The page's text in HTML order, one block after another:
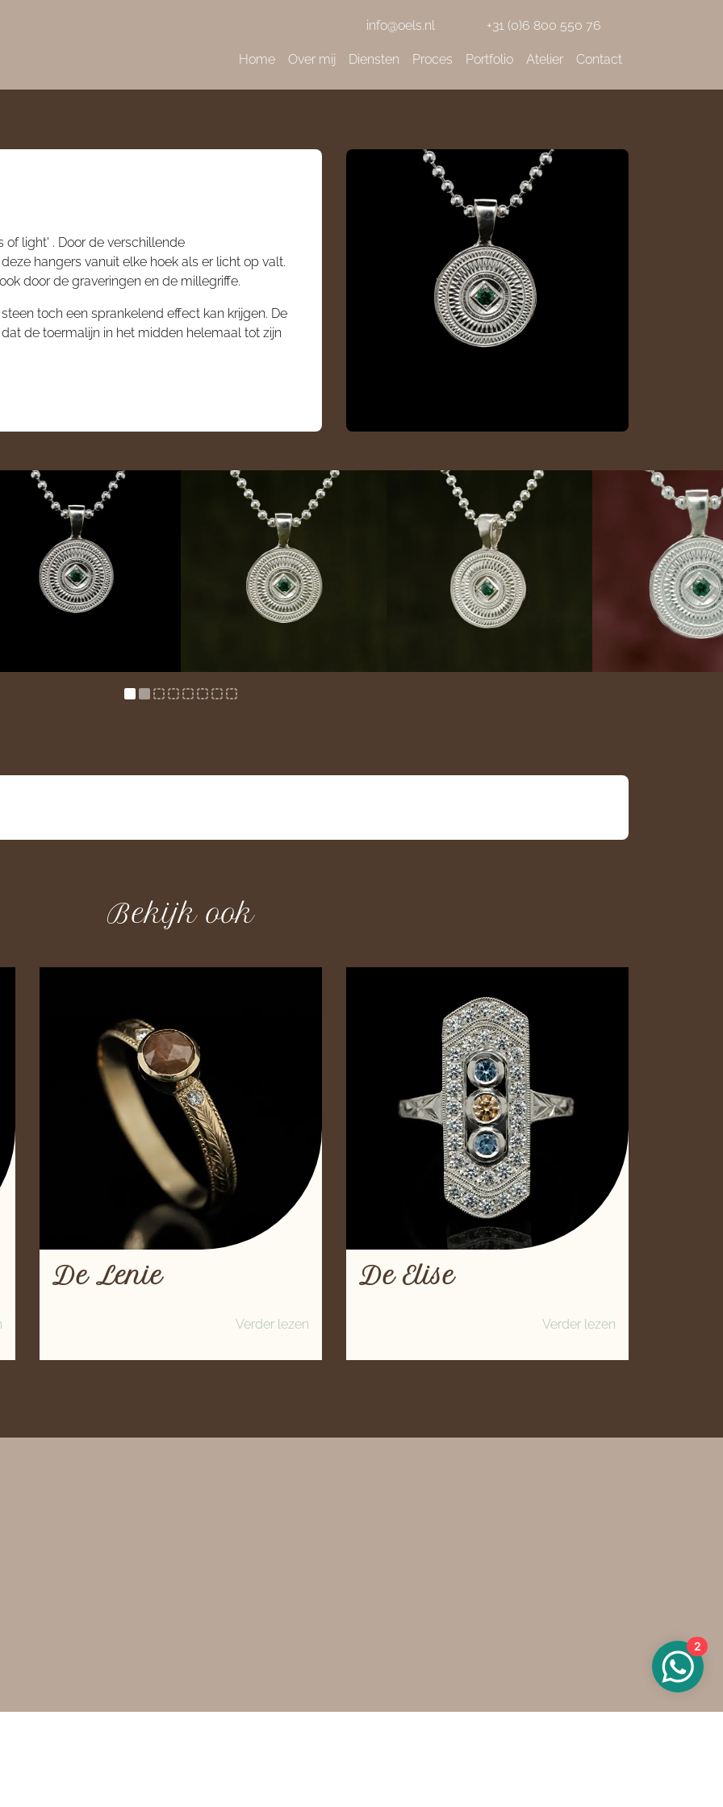
info@oels.nl
+31 (0)6 800 550 76
Home Over mij Diensten Proces Portfolio Atelier Contact
of light' . Door de verschillende
hangers vanuit elke hoek als er licht op valt.
door de graveringen en de millegriffe.
toch een sprankelend effect kan krijgen. De
de toermalijn in het midden helemaal tot zijn
Bekijk ook
De Lenie
Verder lezen
De Elise
Verder lezen
2